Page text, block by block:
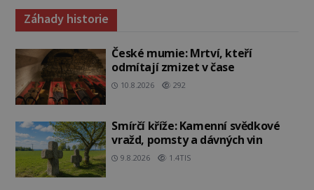
Záhady historie
České mumie: Mrtví, kteří
odmítají zmizet v čase
10.8.2026 292
Smírčí kříže: Kamenní svědkové
vražd, pomsty a dávných vin
9.8.2026 1.4TIS